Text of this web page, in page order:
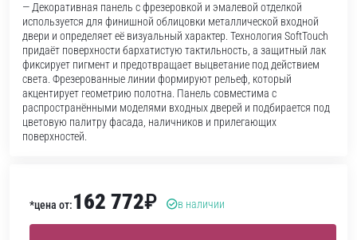
— Декоративная панель с фрезеровкой и эмалевой отделкой
используется для финишной облицовки металлической входной
двери и определяет её визуальный характер. Технология SoftTouch
придаёт поверхности бархатистую тактильность, а защитный лак
фиксирует пигмент и предотвращает выцветание под действием
света. Фрезерованные линии формируют рельеф, который
акцентирует геометрию полотна. Панель совместима с
распространёнными моделями входных дверей и подбирается под
цветовую палитру фасада, наличников и прилегающих
поверхностей.
*цена от:162 772₽ в наличии